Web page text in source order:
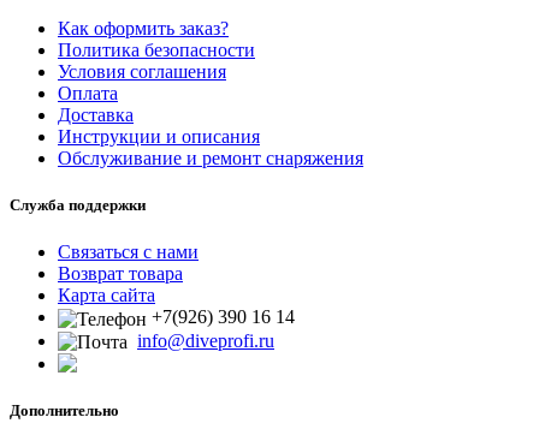
Как оформить заказ?
Политика безопасности
Условия соглашения
Оплата
Доставка
Инструкции и описания
Обслуживание и ремонт снаряжения
Служба поддержки
Связаться с нами
Возврат товара
Карта сайта
+7(926) 390 16 14
info@diveprofi.ru
Дополнительно